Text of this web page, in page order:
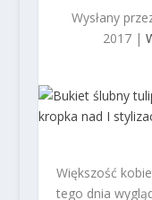
Wysłany
2017 |
Większość
tego dnia